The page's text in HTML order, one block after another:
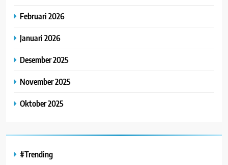
Februari 2026
Januari 2026
Desember 2025
November 2025
Oktober 2025
#Trending